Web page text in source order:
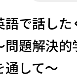
語で話した
問題解決的
通して～